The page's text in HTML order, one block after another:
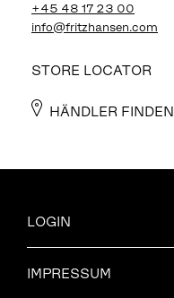
+45 48 17 23 00
info@fritzhansen.com
STORE LOCATOR
HÄNDLER FINDEN
LOGIN
IMPRESSUM